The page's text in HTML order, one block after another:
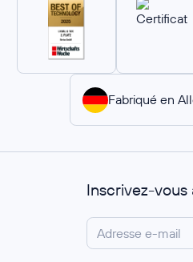
Fabriqué en
Inscrivez-